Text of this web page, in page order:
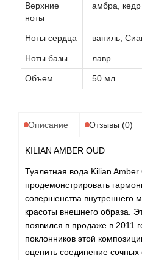
Верхние
ноты
амбра, кедр
Ноты сердца ваниль,
Ноты базы лавр
Объем 50 мл
Описание Отзывы (0)
KILIAN AMBER OUD
Туалетная вода Kilian Amber
продемонстрировать
совершенства внутреннего
красоты внешнего образа.
появился в продаже в 2011
поклонников этой
оценить соединение сочных